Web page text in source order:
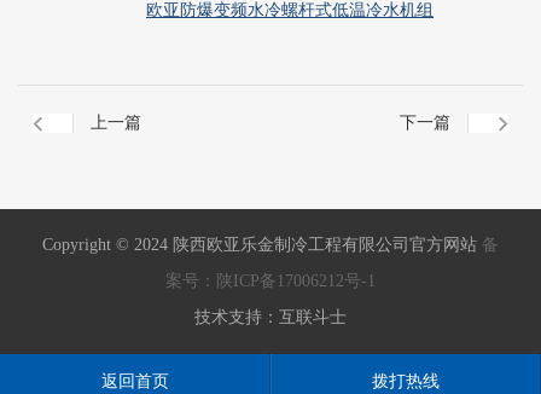
欧亚防爆变频水冷螺杆式低温冷水机组
上一篇 下一篇
Copyright © 2024 陕西欧亚乐金制冷工程有限公司官方网站 备
案号：陕ICP备17006212号-1
技术支持：互联斗士
返回首页 拨打热线